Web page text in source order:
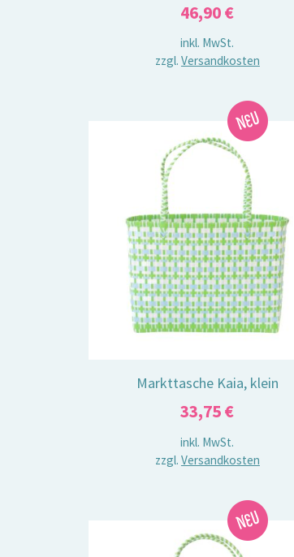
46,90€
inkl. MwSt.
zzgl. Versandkosten
Markttasche Kaia, klein
33,75€
inkl. MwSt.
zzgl. Versandkosten